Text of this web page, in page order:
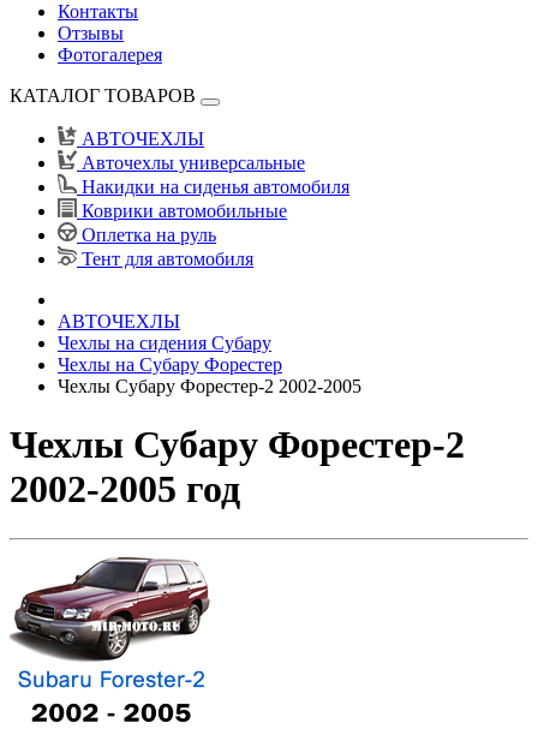
Контакты
Отзывы
Фотогалерея
КАТАЛОГ ТОВАРОВ
АВТОЧЕХЛЫ
Авточехлы универсальные
Накидки на сиденья автомобиля
Коврики автомобильные
Оплетка на руль
Тент для автомобиля
АВТОЧЕХЛЫ
Чехлы на сидения Субару
Чехлы на Субару Форестер
Чехлы Субару Форестер-2 2002-2005
Чехлы Субару Форестер-2
2002-2005 год